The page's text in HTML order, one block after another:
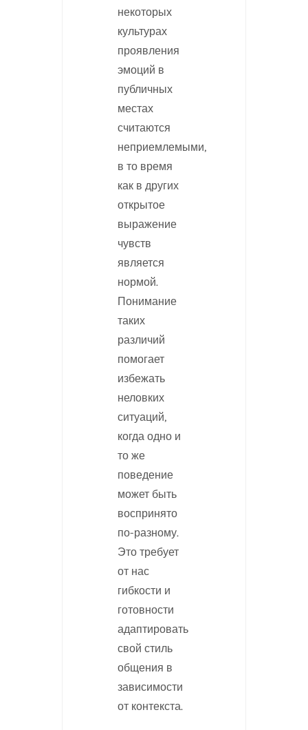
некоторых
культурах
проявления
эмоций в
публичных
местах
считаются
неприемлемыми,
в то время
как в других
открытое
выражение
чувств
является
нормой.
Понимание
таких
различий
помогает
избежать
неловких
ситуаций,
когда одно и
то же
поведение
может быть
воспринято
по-разному.
Это требует
от нас
гибкости и
готовности
адаптировать
свой стиль
общения в
зависимости
от контекста.